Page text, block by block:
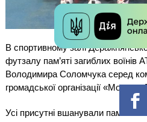
В спортивному залі
футзалу пам’яті загиблих воїнів
Володимира Соломчука серед
громадської організації
Усі присутні вшанували пам’ять